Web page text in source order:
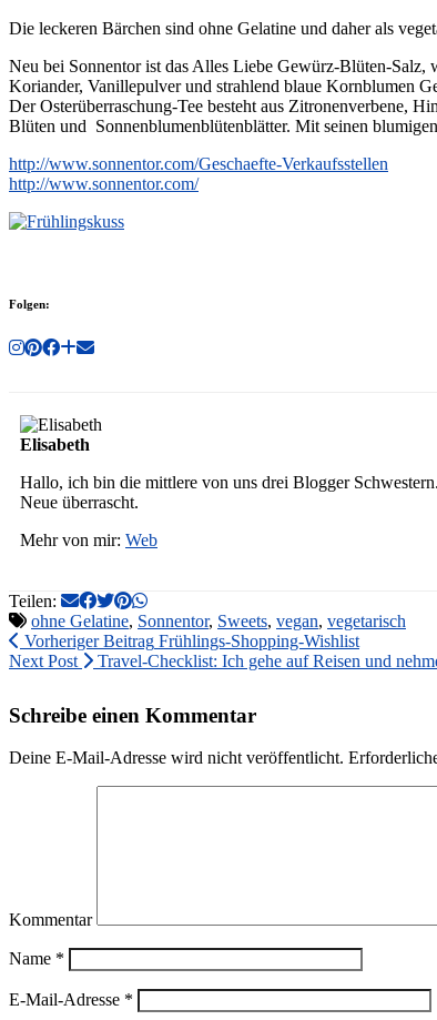
Die leckeren Bärchen sind ohne Gelatine und daher als
Neu bei Sonnentor ist das Alles Liebe Gewürz-Blüten-Salz,
Koriander, Vanillepulver und strahlend blaue Kornblumen
Der Osterüberraschung-Tee besteht aus Zitronenverbene,
Blüten und Sonnenblumenblütenblätter. Mit seinen
http://www.sonnentor.com/Geschaefte-Verkaufsstellen
http://www.sonnentor.com/
Folgen:
Elisabeth
Hallo, ich bin die mittlere von uns drei Blogger
Neue überrascht.
Mehr von mir: Web
Teilen:
ohne Gelatine, Sonnentor, Sweets, vegan, vegetarisch
Vorheriger Beitrag Frühlings-Shopping-Wishlist
Next Post
Travel-Checklist: Ich gehe auf Reisen und
Schreibe einen Kommentar
Deine E-Mail-Adresse wird nicht veröffentlicht.
Kommentar
Name *
E-Mail-Adresse *